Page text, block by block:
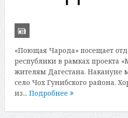
«Поющая Чарода» посещает
республики в рамках проекта
жителям Дагестана. Накануне
село Чох Гунибского района.
из... Подробнее